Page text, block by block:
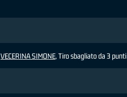
VECERINA SIMONE, Tiro sbagliato da 3 punti